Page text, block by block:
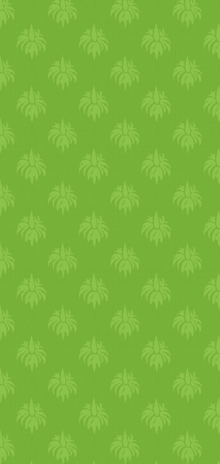
kúraszerúen.
teltségérzés esetén 1-2
illetve refluxos tünetek
tinktúra is. De a sós víz is
leköti a gyomorsavat.
elsőként jelentkező tünet a
jelentősen csökkenteni
hányás, gyomorfájás,
komolyabb problémára
ilyenkor jelez, hogy
folyamat akár hányás,
támogatni, és segíteni
hamarabb
hadd jöjjön ki. Utána
az emóció . Továbbá
diétára, készítsünk
répalevet , és sok-sok